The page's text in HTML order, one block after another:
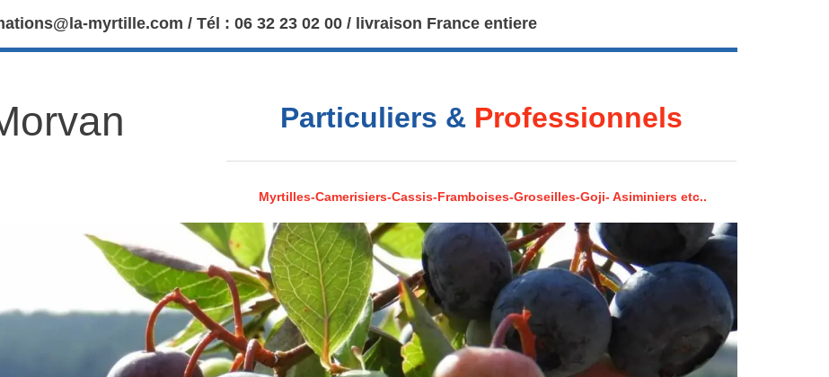
myrtille.com / Tél : 06 32 23 02 00 / livraison France entiere
Particuliers & Professionnels
Myrtilles-Camerisiers-Cassis-Framboises-Groseilles-Goji- Asiminiers etc..